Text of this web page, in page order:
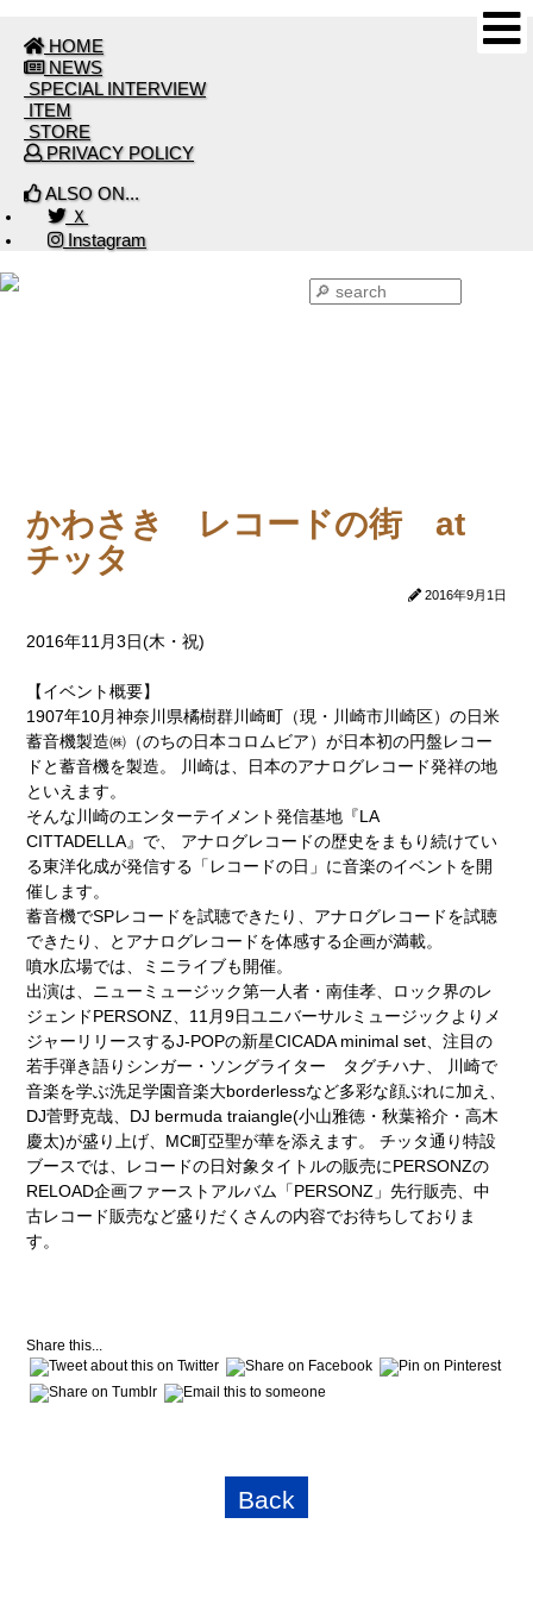
HOME
NEWS
SPECIAL INTERVIEW
ITEM
STORE
PRIVACY POLICY
ALSO ON...
Ｘ
Instagram
かわさき レコードの街 at
チッタ
2016年9月1日
2016年11月3日(木・祝)
【イベント概要】
1907年10月神奈川県橘樹群川崎町（現・川崎市川崎区）の日米
蓄音機製造㈱（のちの日本コロムビア）が日本初の円盤レコー
ドと蓄音機を製造。 川崎は、日本のアナログレコード発祥の地
といえます。
そんな川崎のエンターテイメント発信基地『LA
CITTADELLA』で、 アナログレコードの歴史をまもり続けてい
る東洋化成が発信する「レコードの日」に音楽のイベントを開
催します。
蓄音機でSPレコードを試聴できたり、アナログレコードを試聴
できたり、とアナログレコードを体感する企画が満載。
噴水広場では、ミニライブも開催。
出演は、ニューミュージック第一人者・南佳孝、ロック界のレ
ジェンドPERSONZ、11月9日ユニバーサルミュージックよりメ
ジャーリリースするJ-POPの新星CICADA minimal set、注目の
若手弾き語りシンガー・ソングライター タグチハナ、 川崎で
音楽を学ぶ洗足学園音楽大borderlessなど多彩な顔ぶれに加え、
DJ菅野克哉、DJ bermuda traiangle(小山雅徳・秋葉裕介・高木
慶太)が盛り上げ、MC町亞聖が華を添えます。 チッタ通り特設
ブースでは、レコードの日対象タイトルの販売にPERSONZの
RELOAD企画ファーストアルバム「PERSONZ」先行販売、中
古レコード販売など盛りだくさんの内容でお待ちしておりま
す。
Share this...
Back